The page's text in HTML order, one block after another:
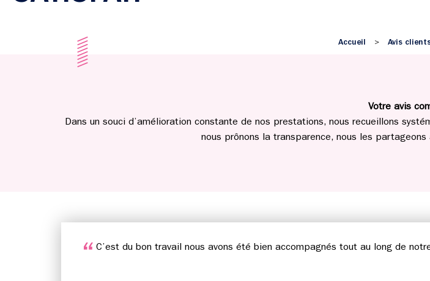
Accueil > Avis
Votre avis
Dans un souci d’amélioration constante de nos prestations, nous recueillons
nous prônons la transparence, nous les partageons
C’est du bon travail nous avons été bien accompagnés tout au long de